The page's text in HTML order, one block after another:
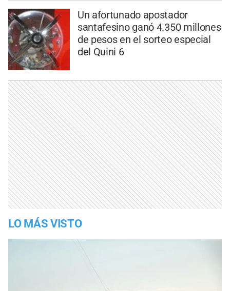
Un afortunado apostador
santafesino ganó 4.350 millones
de pesos en el sorteo especial
del Quini 6
LO MÁS VISTO